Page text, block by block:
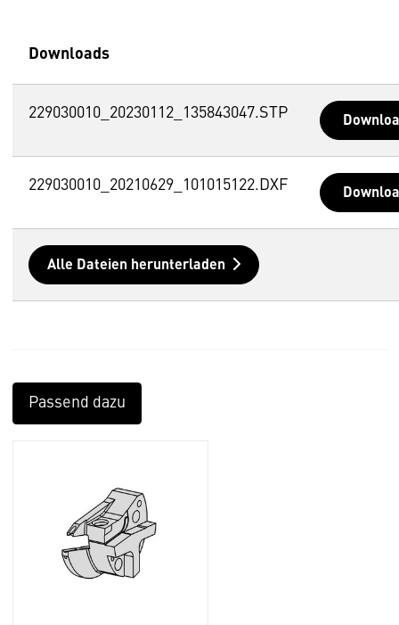
Downloads
229030010_20230112_135843047.STP
229030010_20210629_101015122.DXF
Alle Dateien herunterladen
Passend dazu